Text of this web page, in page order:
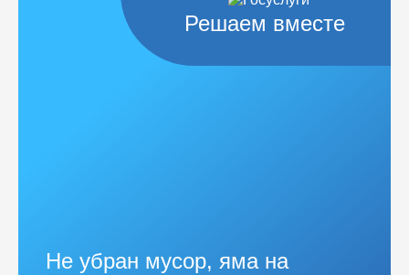
Решаем вместе
Не убран мусор, яма на